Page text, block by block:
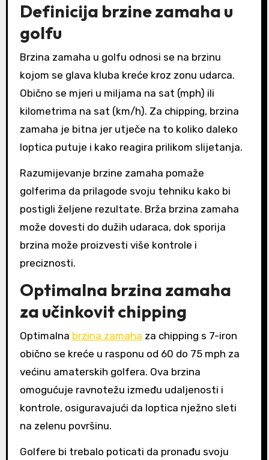
Definicija brzine zamaha u
golfu
Brzina zamaha u golfu odnosi se na brzinu
kojom se glava kluba kreće kroz zonu udarca.
Obično se mjeri u miljama na sat (mph) ili
kilometrima na sat (km/h). Za chipping, brzina
zamaha je bitna jer utječe na to koliko daleko
loptica putuje i kako reagira prilikom slijetanja.
Razumijevanje brzine zamaha pomaže
golferima da prilagode svoju tehniku kako bi
postigli željene rezultate. Brža brzina zamaha
može dovesti do dužih udaraca, dok sporija
brzina može proizvesti više kontrole i
preciznosti.
Optimalna brzina zamaha
za učinkovit chipping
Optimalna brzina zamaha za chipping s 7-iron
obično se kreće u rasponu od 60 do 75 mph za
većinu amaterskih golfera. Ova brzina
omogućuje ravnotežu između udaljenosti i
kontrole, osiguravajući da loptica nježno sleti
na zelenu površinu.
Golfere bi trebalo poticati da pronađu svoju